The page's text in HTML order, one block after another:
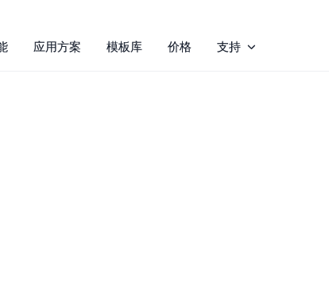
应用方案 模板库 价格 支持